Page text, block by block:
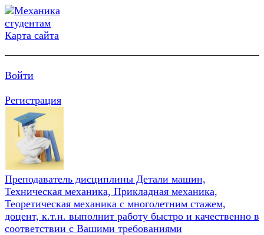
Карта сайта
Войти
Регистрация
Преподаватель дисциплины Детали машин,
Техническая механика, Прикладная механика,
Теоретическая механика с многолетним стажем,
доцент, к.т.н. выполнит работу быстро и качественно в
соответствии с Вашими требованиями